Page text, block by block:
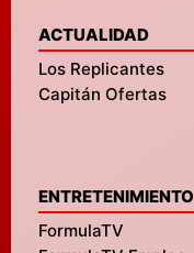
ACTUALIDAD
Los Replicantes
Capitán Ofertas
ENTRETENIMIENTO
FormulaTV